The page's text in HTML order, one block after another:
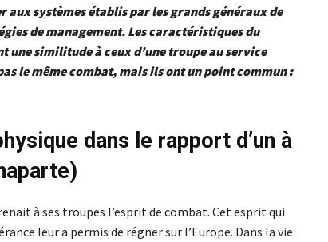
aux systèmes établis par les grands généraux de
de management. Les caractéristiques du
une similitude à ceux d’une troupe au service
le même combat, mais ils ont un point commun :
dans le rapport d’un à
à ses troupes l’esprit de combat. Cet esprit qui
leur a permis de régner sur l’Europe. Dans la vie